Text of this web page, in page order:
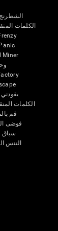
الكلمات
Miner
الكلمات
قم
فوضى
سباق
التنس